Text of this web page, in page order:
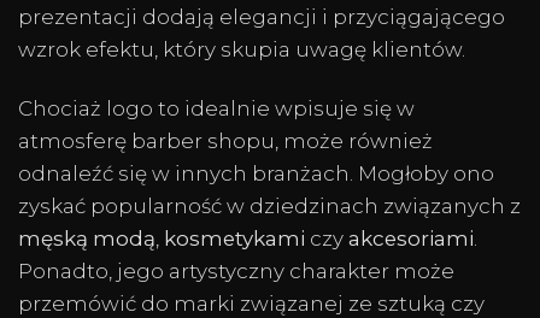
prezentacji dodają elegancji i przyciągającego
wzrok efektu, który skupia uwagę klientów.
Chociaż logo to idealnie wpisuje się w
atmosferę barber shopu, może również
odnaleźć się w innych branżach. Mogłoby ono
zyskać popularność w dziedzinach związanych z
męską modą, kosmetykami czy akcesoriami.
Ponadto, jego artystyczny charakter może
przemówić do marki związanej ze sztuką czy